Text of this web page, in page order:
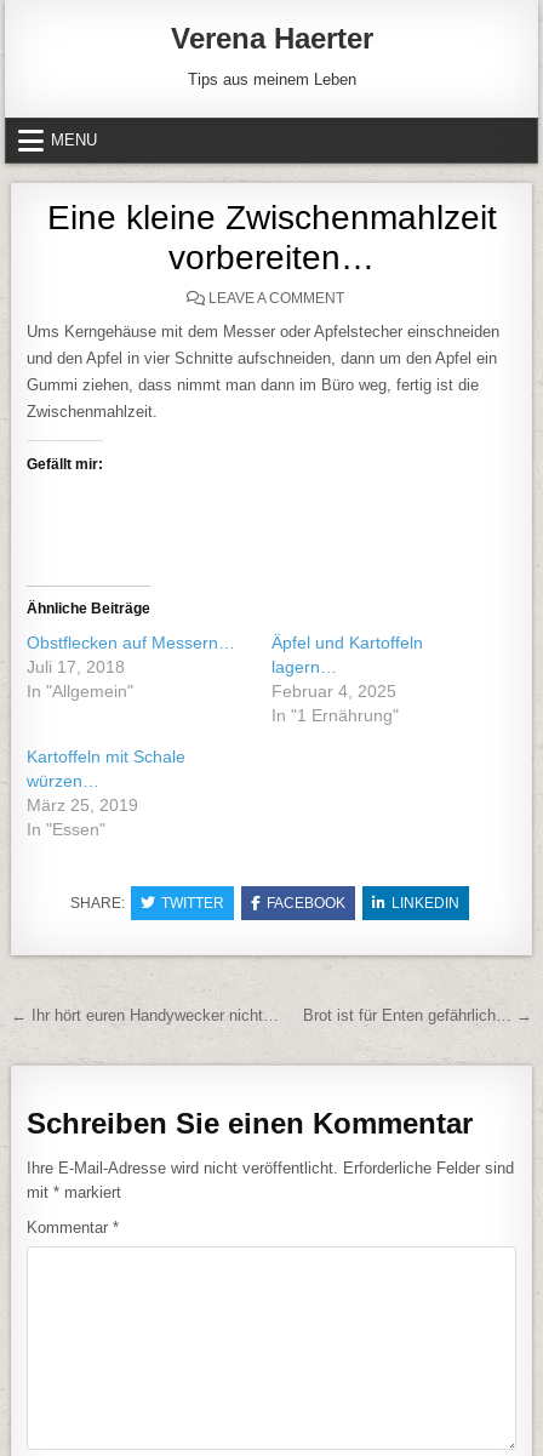
Verena Haerter
Tips aus meinem Leben
MENU
Eine kleine Zwischenmahlzeit
vorbereiten…
LEAVE A COMMENTON EINE KLEINE
Ums Kerngehäuse mit dem Messer oder Apfelstecher einschneiden
und den Apfel in vier Schnitte aufschneiden, dann um den Apfel ein
Gummi ziehen, dass nimmt man dann im Büro weg, fertig ist die
Zwischenmahlzeit.
Gefällt mir:
Ähnliche Beiträge
Obstflecken auf Messern…
Juli 17, 2018
In "Allgemein"
Äpfel und Kartoffeln
lagern…
Februar 4, 2025
In "1 Ernährung"
Kartoffeln mit Schale
würzen…
März 25, 2019
In "Essen"
SHARE: TWITTER FACEBOOK LINKEDIN
BeitragsnavigationBrot ist für Enten gefährlich… →
← Ihr hört euren Handywecker nicht…
Schreiben Sie einen Kommentar
Ihre E-Mail-Adresse wird nicht veröffentlicht.
Erforderliche Felder sind
mit* markiert
Kommentar*